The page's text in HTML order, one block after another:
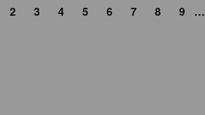
2 3 4 5 6 7 8 9 …